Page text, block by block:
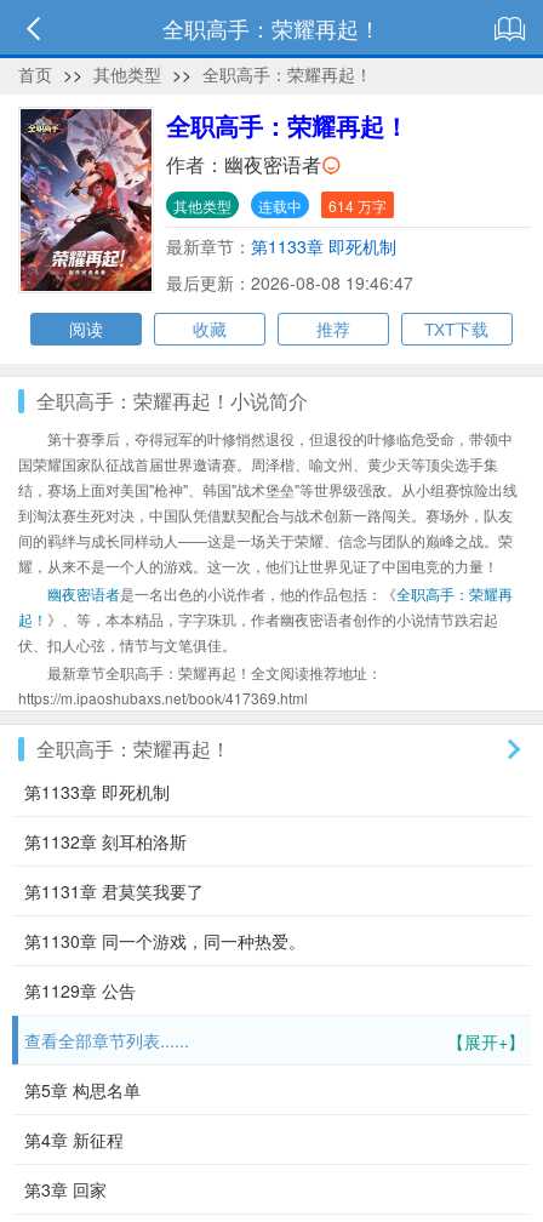
全职高手：荣耀再起！
首页 >> 其他类型 >> 全职高手：荣耀再起！
全职高手：荣耀再起！
作者： 幽夜密语者
其他类型 连载中 614 万字
最新章节： 第1133章 即死机制
最后更新：2026-08-08 19:46:47
阅读
收藏 推荐 TXT下载
全职高手：荣耀再起！小说简介
第十赛季后，夺得冠军的叶修悄然退役，但退役的叶修临危受命，带领中
国荣耀国家队征战首届世界邀请赛。周泽楷、喻文州、黄少天等顶尖选手集
结，赛场上面对美国"枪神"、韩国"战术堡垒"等世界级强敌。从小组赛惊险出线
到淘汰赛生死对决，中国队凭借默契配合与战术创新一路闯关。赛场外，队友
间的羁绊与成长同样动人——这是一场关于荣耀、信念与团队的巅峰之战。荣
耀，从来不是一个人的游戏。这一次，他们让世界见证了中国电竞的力量！
幽夜密语者是一名出色的小说作者，他的作品包括：《全职高手：荣耀再
起！ 》、等，本本精品，字字珠玑，作者幽夜密语者创作的小说情节跌宕起
伏、扣人心弦，情节与文笔俱佳。
最新章节全职高手：荣耀再起！全文阅读推荐地址：
https://m.ipaoshubaxs.net/book/417369.html
全职高手：荣耀再起！
第1133章 即死机制
第1132章 刻耳柏洛斯
第1131章 君莫笑我要了
第1130章 同一个游戏，同一种热爱。
第1129章 公告
【展开+】
查看全部章节列表......
第5章 构思名单
第4章 新征程
第3章 回家